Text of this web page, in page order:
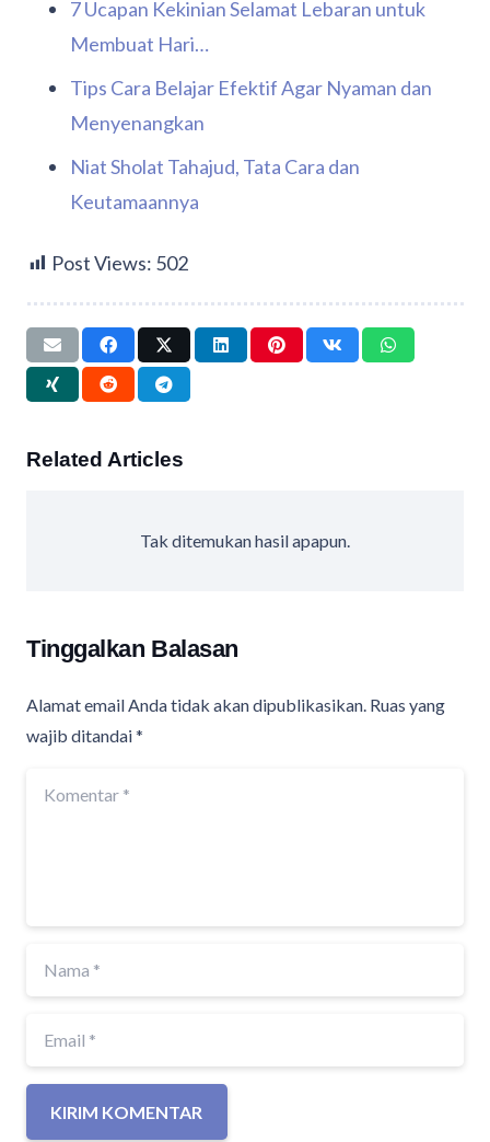
7 Ucapan Kekinian Selamat Lebaran untuk
Membuat Hari…
Tips Cara Belajar Efektif Agar Nyaman dan
Menyenangkan
Niat Sholat Tahajud, Tata Cara dan
Keutamaannya
Post Views: 502
Related Articles
Tak ditemukan hasil apapun.
Tinggalkan Balasan
Alamat email Anda tidak akan dipublikasikan. Ruas yang
wajib ditandai*
KIRIM KOMENTAR